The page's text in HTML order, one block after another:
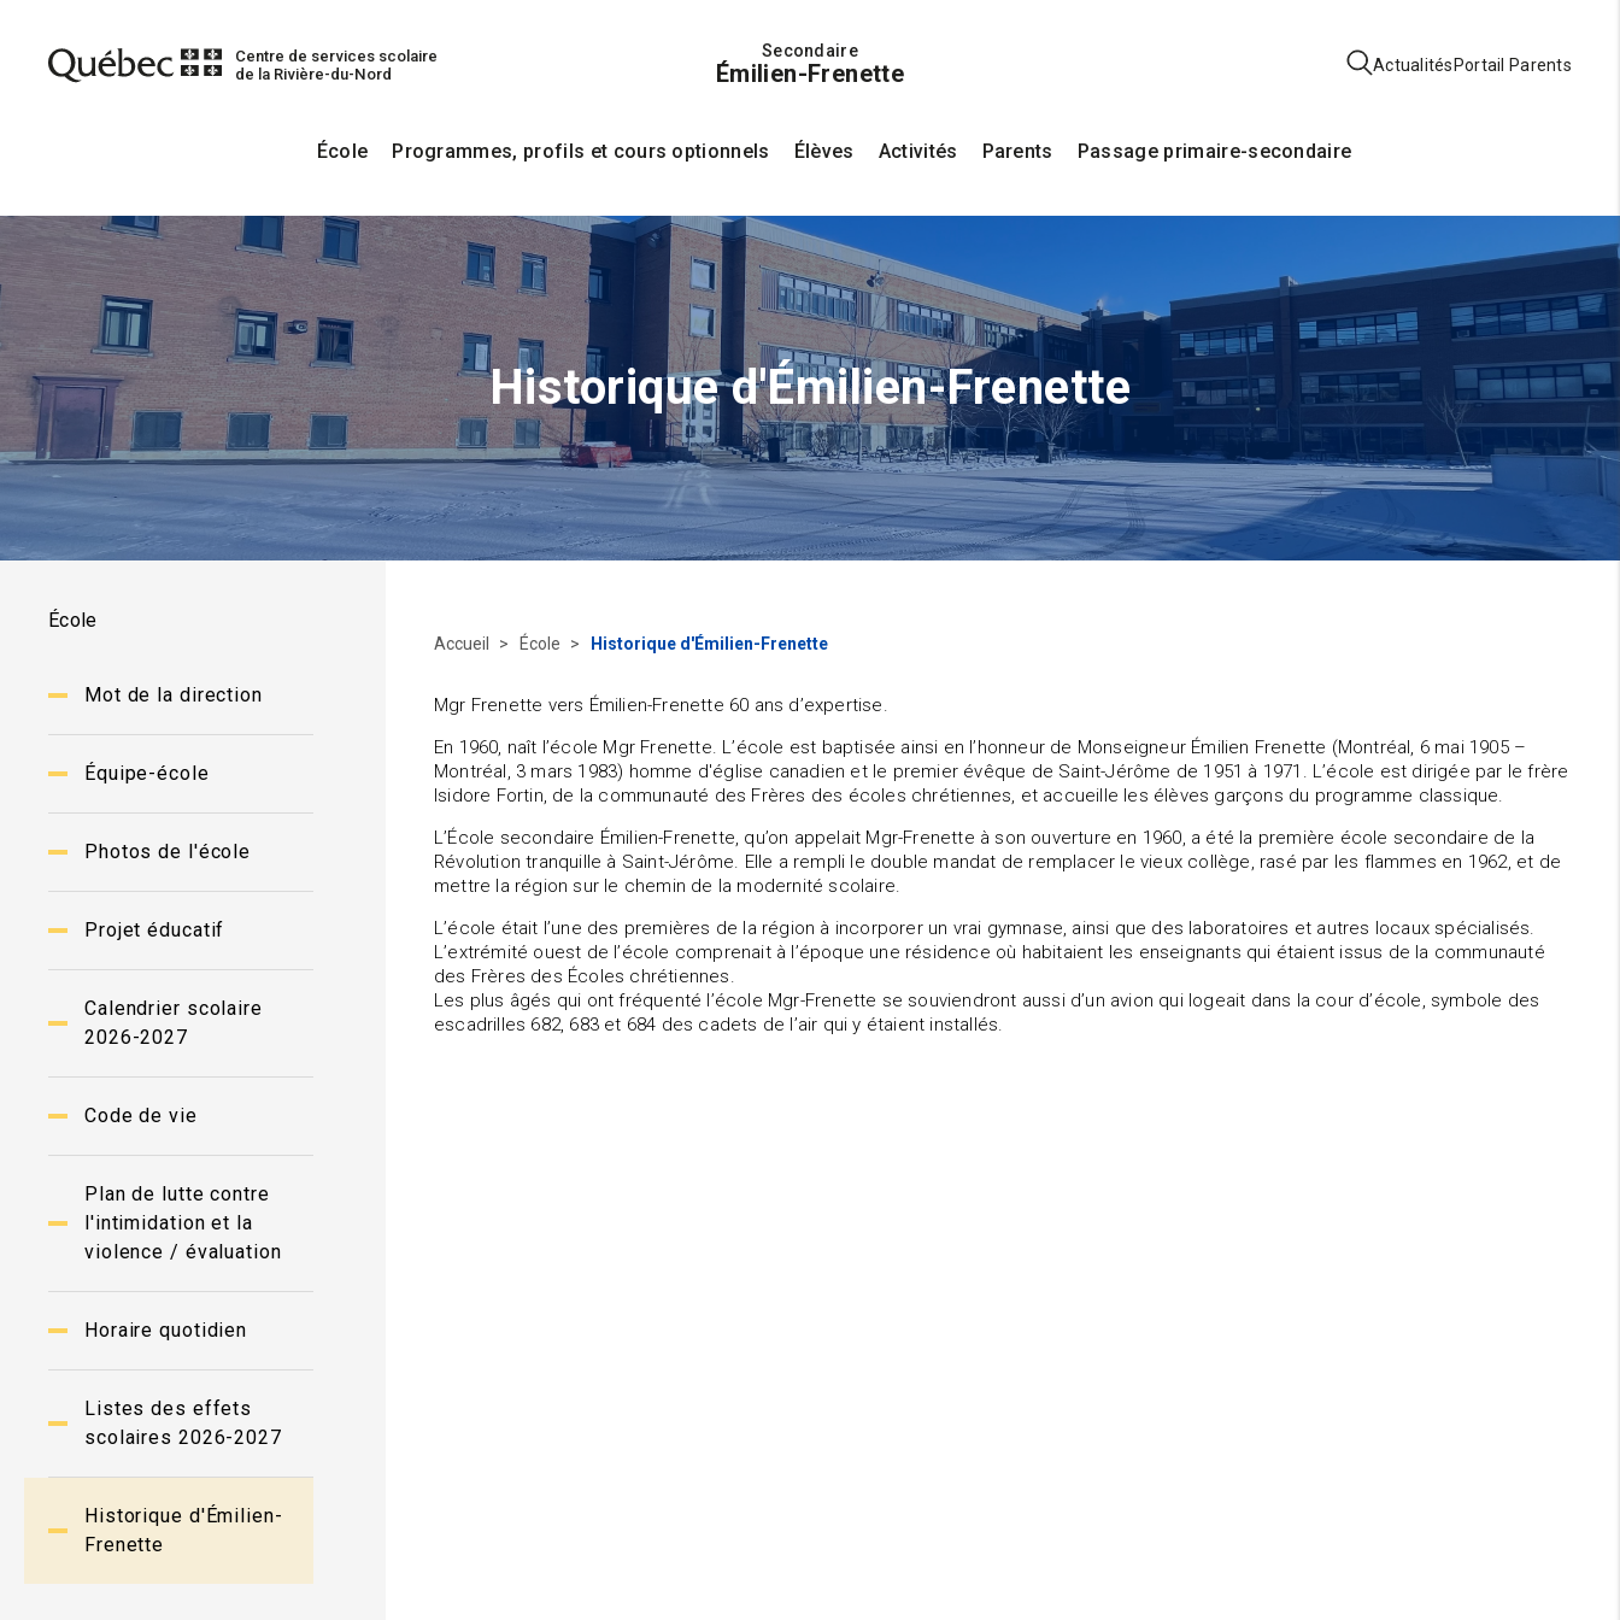
Centre de services scolaire
de la Rivière-du-Nord
Secondaire
Émilien-Frenette Actualités Portail Parents
École Programmes, profils et cours optionnels Élèves Activités Parents Passage primaire-secondaire
Historique d'Émilien-Frenette
École
Mot de la direction
Équipe-école
Photos de l'école
Projet éducatif
Calendrier scolaire
2026-2027
Code de vie
Plan de lutte contre
l'intimidation et la
violence / évaluation
Horaire quotidien
Listes des effets
scolaires 2026-2027
Historique d'Émilien-
Frenette
Accueil École Historique d'Émilien-Frenette
Mgr Frenette vers Émilien-Frenette 60 ans d’expertise.
En 1960, naît l’école Mgr Frenette. L’école est baptisée ainsi en l’honneur de Monseigneur Émilien Frenette (Montréal, 6 mai 1905 –
Montréal, 3 mars 1983) homme d'église canadien et le premier évêque de Saint-Jérôme de 1951 à 1971. L’école est dirigée par le frère
Isidore Fortin, de la communauté des Frères des écoles chrétiennes, et accueille les élèves garçons du programme classique.
L’École secondaire Émilien-Frenette, qu’on appelait Mgr-Frenette à son ouverture en 1960, a été la première école secondaire de la
Révolution tranquille à Saint-Jérôme. Elle a rempli le double mandat de remplacer le vieux collège, rasé par les flammes en 1962, et de
mettre la région sur le chemin de la modernité scolaire.
L’école était l’une des premières de la région à incorporer un vrai gymnase, ainsi que des laboratoires et autres locaux spécialisés.
L’extrémité ouest de l’école comprenait à l’époque une résidence où habitaient les enseignants qui étaient issus de la communauté
des Frères des Écoles chrétiennes.
Les plus âgés qui ont fréquenté l’école Mgr-Frenette se souviendront aussi d’un avion qui logeait dans la cour d’école, symbole des
escadrilles 682, 683 et 684 des cadets de l’air qui y étaient installés.